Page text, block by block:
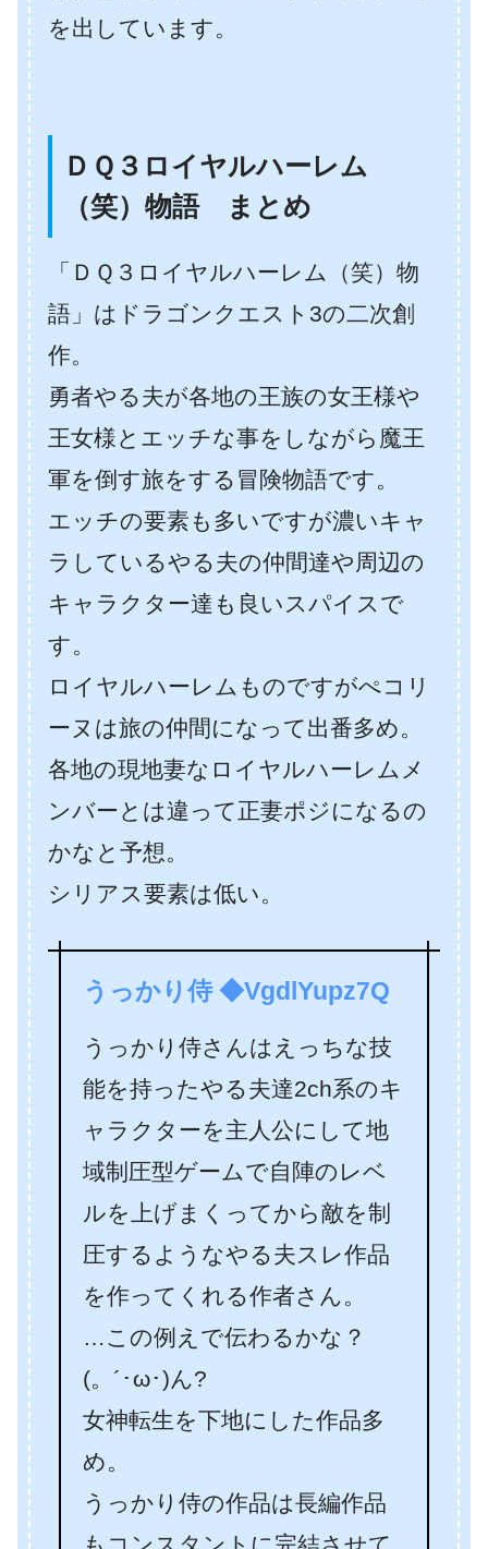
を出しています。
ＤＱ３ロイヤルハーレム
（笑）物語 まとめ
「ＤＱ３ロイヤルハーレム（笑）物
語」はドラゴンクエスト3の二次創
作。
勇者やる夫が各地の王族の女王様や
王女様とエッチな事をしながら魔王
軍を倒す旅をする冒険物語です。
エッチの要素も多いですが濃いキャ
ラしているやる夫の仲間達や周辺の
キャラクター達も良いスパイスで
す。
ロイヤルハーレムものですがぺコリ
ーヌは旅の仲間になって出番多め。
各地の現地妻なロイヤルハーレムメ
ンバーとは違って正妻ポジになるの
かなと予想。
シリアス要素は低い。
うっかり侍 ◆VgdlYupz7Q
うっかり侍さんはえっちな技
能を持ったやる夫達2ch系のキ
ャラクターを主人公にして地
域制圧型ゲームで自陣のレベ
ルを上げまくってから敵を制
圧するようなやる夫スレ作品
を作ってくれる作者さん。
…この例えで伝わるかな？
(。´･ω･)ん?
女神転生を下地にした作品多
め。
うっかり侍の作品は長編作品